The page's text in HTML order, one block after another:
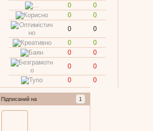
0
0
0
0
0
0
0
0
0
0
0
0
0
0
Підписаний на 1